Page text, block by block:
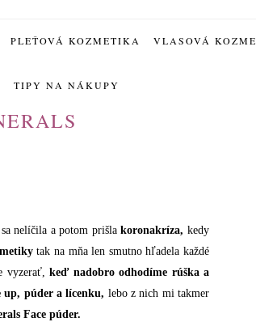
PLEŤOVÁ KOZMETIKA VLASOVÁ
TIPY NA NÁKUPY
nelíčila a potom prišlakoronakríza,kedy
tak na mňa len smutno hľadela každé
vyzerať,keď nadobro odhodíme rúška a
up, púder a lícenku, lebo z nich mi takmer
Face púder.